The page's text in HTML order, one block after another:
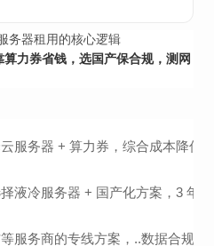
务器租用的核心逻辑
算力券省钱，选国产保合规，测网
服务器 + 算力券，综合成本降低
择液冷服务器 + 国产化方案，3 年
等服务商的专线方案，..数据合规流